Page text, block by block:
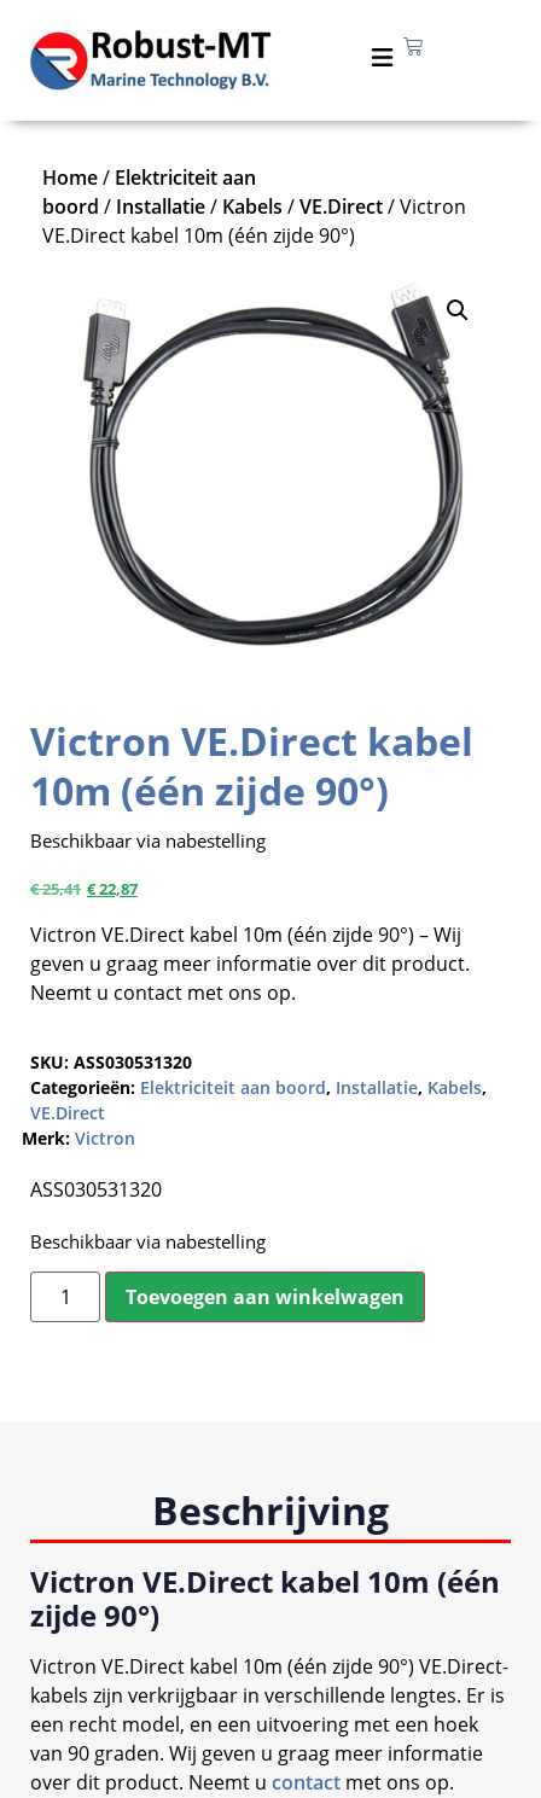
Victron VE.Direct kabel
10m (één zijde 90°)
Beschikbaar via nabestelling
€25,41 €22,87
Victron VE.Direct kabel 10m (één zijde 90°) – Wij
geven u graag meer informatie over dit product.
Neemt u contact met ons op.
SKU: ASS030531320
Categorieën: Elektriciteit aan boord, Installatie, Kabels,
VE.Direct
Merk: Victron
ASS030531320
Beschikbaar via nabestelling
Toevoegen aan winkelwagen
Home/ Elektriciteit aan
boord / Installatie/ Kabels /VE.Direct/ Victron
VE.Direct kabel 10m (één zijde 90°)
Beschrijving
Victron VE.Direct kabel 10m (één
zijde 90°)
Victron VE.Direct kabel 10m (één zijde 90°) VE.Direct-
kabels zijn verkrijgbaar in verschillende lengtes. Er is
een recht model, en een uitvoering met een hoek
van 90 graden. Wij geven u graag meer informatie
over dit product. Neemt u contact met ons op.